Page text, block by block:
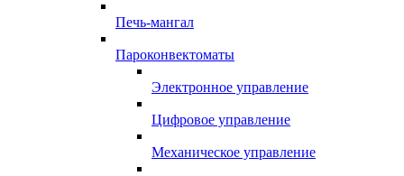
Печь-мангал
Пароконвектоматы
Электронное управление
Цифровое управление
Механическое управление